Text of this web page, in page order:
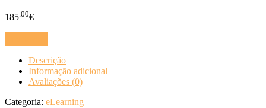
185 .00€
Descrição
Informação adicional
Avaliações (0)
Categoria: eLearning